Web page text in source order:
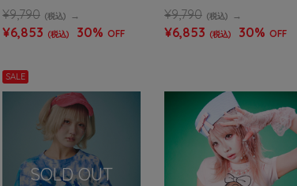
¥9,790 (税込)
¥6,853 (税込) 30% OFF
¥9,790 (税込)
¥6,853 (税込) 30% OFF
SALE
SOLD OUT